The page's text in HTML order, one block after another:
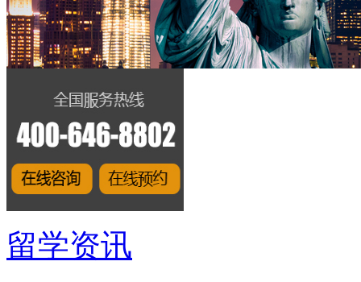
留学资讯